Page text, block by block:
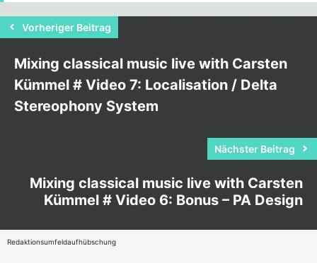
Vorheriger Beitrag
Mixing classical music live with Carsten
Kümmel # Video 7: Localisation / Delta
Stereophony System
Nächster Beitrag
Mixing classical music live with Carsten
Kümmel # Video 6: Bonus – PA Design
Redaktionsumfeldaufhübschung